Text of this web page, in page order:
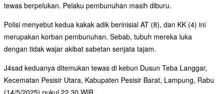
tewas berpelukan. Pelaku pembunuhan masih diburu.
Polisi menyebut kedua kakak adik berinisial AT (8), dan KK (4) ini
merupakan korban pembunuhan. Sebab, tubuh mereka luka
dengan tidak wajar akibat sabetan senjata tajam.
J4sad keduanya ditemukan tewas di kebun Dusun Teba Langgar,
Kecematan Pesisir Utara, Kabupaten Pesisir Barat, Lampung, Rabu